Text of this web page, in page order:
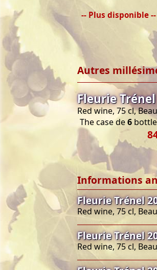
-- Plus disponible --
Autres
Fleurie
Red wine, 75 cl,
The case de6
Informations
Fleurie Trénel
Red wine, 75 cl,
Fleurie Trénel
Red wine, 75 cl,